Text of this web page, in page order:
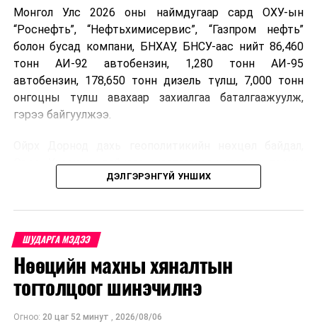
Монгол Улс 2026 оны наймдугаар сард ОХУ-ын
“Роснефть”, “Нефтьхимисервис”, “Газпром нефть”
болон бусад компани, БНХАУ, БНСУ-аас нийт 86,460
тонн АИ-92 автобензин, 1,280 тонн АИ-95
автобензин, 178,650 тонн дизель түлш, 7,000 тонн
онгоцны түлш авахаар захиалгаа баталгаажуулж,
гэрээ байгуулжээ.
Орос, Украины дайнаас шалтгаалсан газрын тосны
үнийн өсөлт дэлхийн зах зээлд буураагүй байна.
дахин өсөж, ОХУ болон бусад эх үүсвэрээс худалдан
авах шатахууны үнэ 1,200-2,000 ам.долларт хүрчээ.
Иймд дотоодын зах зээл дэх үнийн өсөлтийг
сааруулахын тулд гаалийн болон онцгой албан
татварыг тэглэх шаардлага үүссэнийг салбарын сайд
танилцуулсан байна.
ДЭЛГЭРЭНГҮЙ УНШИХ
ШУДАРГА МЭДЭЭ
Нөөцийн махны хяналтын
тогтолцоог шинэчилнэ
Огноо: 20 цаг 52 минут , 2026/08/06